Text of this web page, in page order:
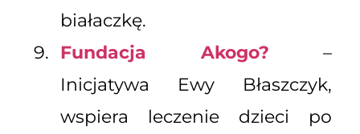
białaczkę.
Fundacja Akogo? –
Inicjatywa Ewy Błaszczyk,
wspiera leczenie dzieci po